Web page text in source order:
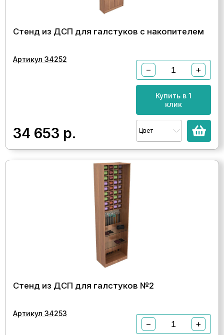
Стенд из ДСП для галстуков с накопителем
Артикул 34252
34 653 р.
− +
Купить в 1
клик
Цвет
Стенд из ДСП для галстуков №2
Артикул 34253
− +